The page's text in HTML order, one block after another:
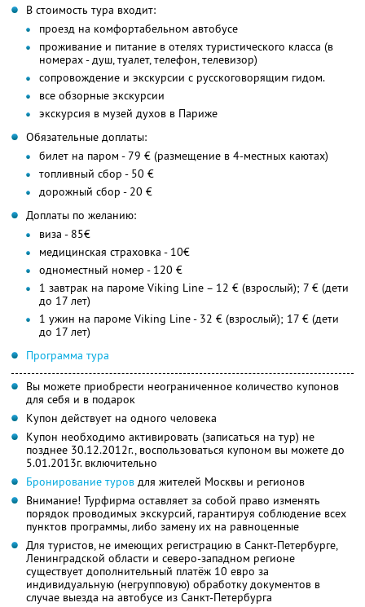
В стоимость тура входит:
проезд на комфортабельном автобусе
проживание и питание в отелях туристического класса (в
номерах - душ, туалет, телефон, телевизор)
сопровождение и экскурсии с русскоговорящим гидом.
все обзорные экскурсии
экскурсия в музей духов в Париже
Обязательные доплаты:
билет на паром - 79 € (размещение в 4-местных каютах)
топливный сбор - 50 €
дорожный сбор - 20 €
Доплаты по желанию:
виза - 85€
медицинская страховка - 10€
одноместный номер - 120 €
1 завтрак на пароме Viking Line – 12 € (взрослый); 7 € (дети
до 17 лет)
1 ужин на пароме Viking Line - 32 € (взрослый); 17 € (дети
до 17 лет)
Программа тура
Вы можете приобрести неограниченное количество купонов
для себя и в подарок
Купон действует на одного человека
Купон необходимо активировать (записаться на тур) не
позднее 30.12.2012г., воспользоваться купоном вы можете до
5.01.2013г. включительно
Бронирование туров для жителей Москвы и регионов
Внимание! Турфирма оставляет за собой право изменять
порядок проводимых экскурсий, гарантируя соблюдение всех
пунктов программы, либо замену их на равноценные
Для туристов, не имеющих регистрацию в Санкт-Петербурге,
Ленинградской области и северо-западном регионе
существует дополнительный платёж 10 евро за
индивидуальную (негрупповую) обработку документов в
случае выезда на автобусе из Санкт-Петербурга